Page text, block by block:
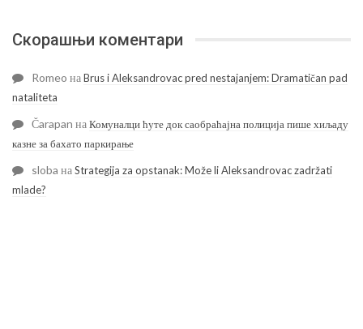
Скорашњи коментари
Romeo наBrus i Aleksandrovac pred nestajanjem: Dramatičan pad
nataliteta
Čarapan наКомуналци ћуте док саобраћајна полиција пише хиљаду
казне за бахато паркирање
sloba наStrategija za opstanak: Može li Aleksandrovac zadržati
mlade?